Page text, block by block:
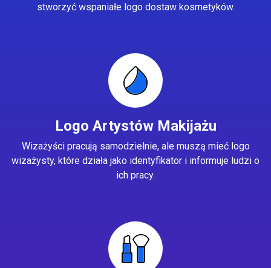
stworzyć wspaniałe logo dostaw kosmetyków.
Logo Artystów Makijażu
Wizażyści pracują samodzielnie, ale muszą mieć logo
wizażysty, które działa jako identyfikator i informuje ludzi o
ich pracy.